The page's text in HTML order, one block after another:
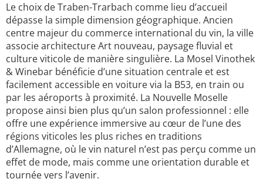
Le choix de Traben-Trarbach comme lieu d’accueil
dépasse la simple dimension géographique. Ancien
centre majeur du commerce international du vin, la ville
associe architecture Art nouveau, paysage fluvial et
culture viticole de manière singulière. La Mosel Vinothek
& Winebar bénéficie d’une situation centrale et est
facilement accessible en voiture via la B53, en train ou
par les aéroports à proximité. La Nouvelle Moselle
propose ainsi bien plus qu’un salon professionnel : elle
offre une expérience immersive au cœur de l’une des
régions viticoles les plus riches en traditions
d’Allemagne, où le vin naturel n’est pas perçu comme un
effet de mode, mais comme une orientation durable et
tournée vers l’avenir.